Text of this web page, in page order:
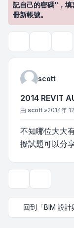
記自己的密碼"，填
冊新帳號。
scott
2014 REVIT
文章
由 scott »2014年
不知哪位大大
擬試題可以分
回到「BIM 設計